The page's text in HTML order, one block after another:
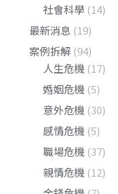
社會科學 (14)
最新消息 (19)
案例拆解 (94)
人生危機 (17)
婚姻危機 (5)
意外危機 (30)
感情危機 (5)
職場危機 (37)
親情危機 (12)